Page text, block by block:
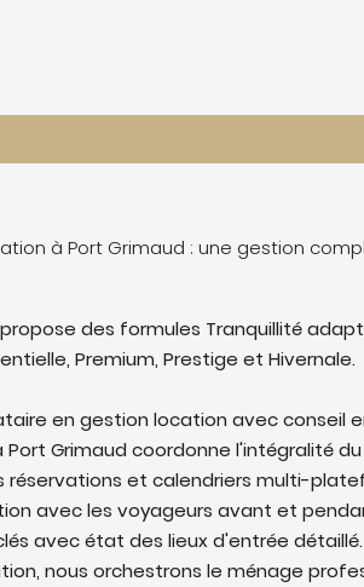
à Port Grimaud : une gestion
des formules Tranquillité
Premium, Prestige et Hivernale.
en gestion location avec conseil
Port Grimaud coordonne l'intégralité
réservations et calendriers multi-
avec les voyageurs avant et
avec état des lieux d'entrée détaillé.
nous orchestrons le ménage